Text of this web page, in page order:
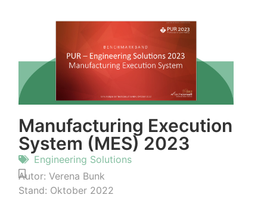
Manufacturing Execution
System (MES) 2023
Engineering Solutions
Autor: Verena Bunk
Stand: Oktober 2022